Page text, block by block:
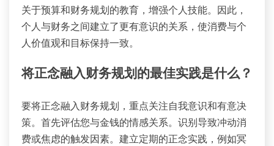
关于预算和财务规划的教育，增强个人技能。因此，
个人与财务之间建立了更有意识的关系，使消费与个
人价值观和目标保持一致。
将正念融入财务规划的最佳实践是什么？
要将正念融入财务规划，重点关注自我意识和有意决
策。首先评估您与金钱的情感关系。识别导致冲动消
费或焦虑的触发因素。建立定期的正念实践，例如冥